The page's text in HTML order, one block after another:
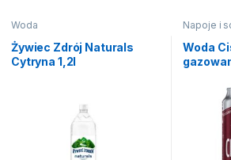
Woda
Żywiec Zdrój Naturals
Cytryna 1,2l
Napoje i
Woda